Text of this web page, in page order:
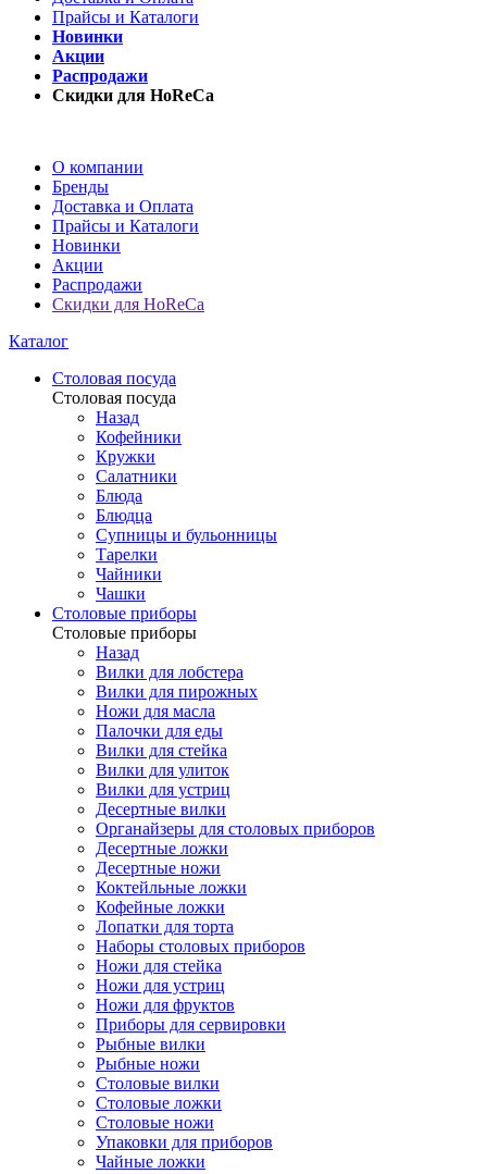
Прайсы и Каталоги
Новинки
Акции
Распродажи
Скидки для HoReCa
О компании
Бренды
Доставка и Оплата
Прайсы и Каталоги
Новинки
Акции
Распродажи
Скидки для HoReCa
Каталог
Столовая посуда
Столовая посуда
Назад
Кофейники
Кружки
Салатники
Блюда
Блюдца
Супницы и бульонницы
Тарелки
Чайники
Чашки
Cтоловые приборы
Cтоловые приборы
Назад
Вилки для лобстера
Вилки для пирожных
Ножи для масла
Палочки для еды
Вилки для стейка
Вилки для улиток
Вилки для устриц
Десертные вилки
Органайзеры для столовых приборов
Десертные ложки
Десертные ножи
Коктейльные ложки
Кофейные ложки
Лопатки для торта
Наборы столовых приборов
Ножи для стейка
Ножи для устриц
Ножи для фруктов
Приборы для сервировки
Рыбные вилки
Рыбные ножи
Столовые вилки
Столовые ложки
Столовые ножи
Упаковки для приборов
Чайные ложки